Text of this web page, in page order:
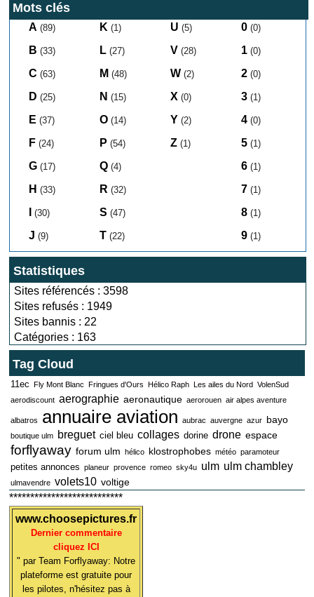
Mots clés
A (89)
B (33)
C (63)
D (25)
E (37)
F (24)
G (17)
H (33)
(30)
J (9)
K (1)
L (27)
M (48)
N (15)
O (14)
P (54)
Q (4)
R (32)
S (47)
T (22)
U (5)
V (28)
W (2)
X (0)
Y (2)
Z (1)
0 (0)
1 (0)
2 (0)
3 (1)
4 (0)
5 (1)
6 (1)
7 (1)
8 (1)
9 (1)
Statistiques
Sites référencés : 3598
Sites refusés : 1949
Sites bannis : 22
Catégories : 163
Tag Cloud
11ec Fly Mont Blanc Fringues d'Ours Hélico Raph Les ailes du Nord VolenSud
aerodiscount aerographie aeronautique aerorouen air alpes aventure
albatros annuaire aviation aubrac auvergne azur bayo
boutique ulm breguet ciel bleu collages dorine drone espace
forflyaway forum ulm hélico klostrophobes météo paramoteur
petites annonces planeur provence romeo sky4u ulm ulm chambley
ulmavendre volets10 voltige
***************************
www.choosepictures.fr
Dernier commentaire
cliquez ICI
" par Team Forflyaway: Notre
plateforme est gratuite pour
les pilotes, n'hésitez pas à